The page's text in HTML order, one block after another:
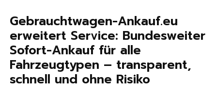
Gebrauchtwagen-Ankauf.eu
erweitert Service: Bundesweiter
Sofort-Ankauf für alle
Fahrzeugtypen – transparent,
schnell und ohne Risiko